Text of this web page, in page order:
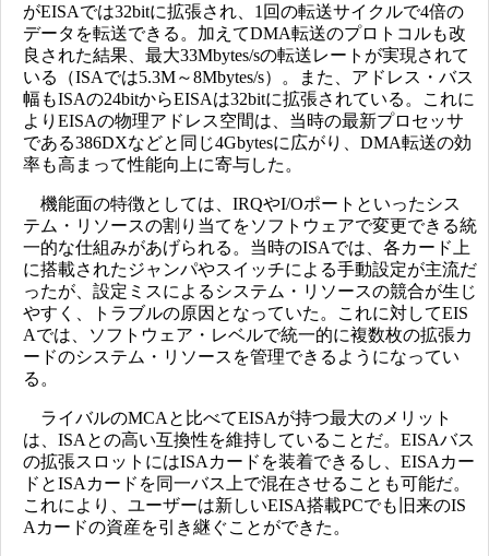
がEISAでは32bitに拡張され、1回の転送サイクルで4倍の
データを転送できる。加えてDMA転送のプロトコルも改
良された結果、最大33Mbytes/sの転送レートが実現されて
いる（ISAでは5.3M～8Mbytes/s）。また、アドレス・バス
幅もISAの24bitからEISAは32bitに拡張されている。これに
よりEISAの物理アドレス空間は、当時の最新プロセッサ
である386DXなどと同じ4Gbytesに広がり、DMA転送の効
率も高まって性能向上に寄与した。
機能面の特徴としては、IRQやI/Oポートといったシス
テム・リソースの割り当てをソフトウェアで変更できる統
一的な仕組みがあげられる。当時のISAでは、各カード上
に搭載されたジャンパやスイッチによる手動設定が主流だ
ったが、設定ミスによるシステム・リソースの競合が生じ
やすく、トラブルの原因となっていた。これに対してEIS
Aでは、ソフトウェア・レベルで統一的に複数枚の拡張カ
ードのシステム・リソースを管理できるようになってい
る。
ライバルのMCAと比べてEISAが持つ最大のメリット
は、ISAとの高い互換性を維持していることだ。EISAバス
の拡張スロットにはISAカードを装着できるし、EISAカー
ドとISAカードを同一バス上で混在させることも可能だ。
これにより、ユーザーは新しいEISA搭載PCでも旧来のIS
Aカードの資産を引き継ぐことができた。